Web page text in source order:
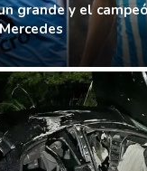
grande y el